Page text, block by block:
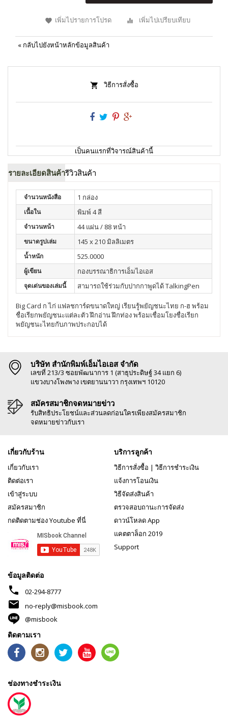
เพิ่มไปรายการโปรด เพิ่มไปเปรียบเทียบ
« กลับไปยังหน้าหลักข้อมูลสินค้า
วิธีการสั่งซื้อ
เป็นคนแรกที่วิจารณ์สินค้านี้
รายละเอียดสินค้ารีวิวสินค้า
จำนวนหนังสือ 1 กล่อง
เนื้อใน พิมพ์ 4 สี
จำนวนหน้า 44 แผ่น / 88 หน้า
ขนาดรูปเล่ม 145 x 210 มิลลิเมตร
น้ำหนัก 525.0000
ผู้เขียน กองบรรณาธิการเอ็มไอเอส
จุดเด่นของเล่มนี้ สามารถใช้ร่วมกับปากกาพูดได้ TalkingPen
Big Card ก ไก่ แฟลชการ์ดขนาดใหญ่ เรียนรู้พยัญชนะไทย ก-ฮ พร้อม
ชื่อเรียกพยัญชนะแต่ละตัว ฝึกอ่าน ฝึกท่อง พร้อมเชื่อมโยงชื่อเรียก
พยัญชนะไทยกับภาพประกอบได้
บริษัท สำนักพิมพ์เอ็มไอเอส จำกัด
เลขที่ 213/3 ซอยพัฒนาการ 1 (สาธุประดิษฐ์ 34 แยก 6)
แขวงบางโพงพาง เขตยานนาวา กรุงเทพฯ 10120
สมัครสมาชิกจดหมายข่าว
รับสิทธิประโยชน์และส่วนลดก่อนใครเพียงสมัครสมาชิก
จดหมายข่าวกับเรา
เกี่ยวกับร้าน
เกี่ยวกับเรา
ติดต่อเรา
เข้าสู่ระบบ
สมัครสมาชิก
กดติดตามช่อง Youtube ที่นี่
บริการลูกค้า
วิธีการสั่งซื้อ | วิธีการชำระเงิน
แจ้งการโอนเงิน
วิธีจัดส่งสินค้า
ตรวจสอบถานะการจัดส่ง
ดาวน์โหลด App
แคตตาล็อก 2019
Support
ข้อมูลติดต่อ
phone 02-294-8777
mail
no-reply@misbook.com
@misbook
ติดตามเรา
ช่องทางชำระเงิน